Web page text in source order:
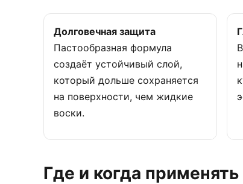
Долговечная защита
Пастообразная формула
создаёт устойчивый слой,
который дольше сохраняется
на поверхности, чем жидкие
воски.
Где и когда